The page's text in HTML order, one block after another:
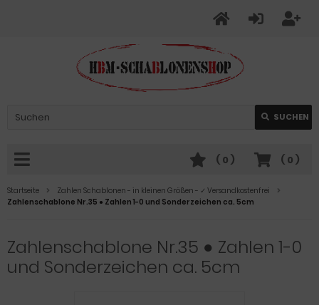
SUCHEN
( 0 )
( 0 )
Startseite
Zahlen Schablonen - in kleinen Größen - ✓ Versandkostenfrei
Zahlenschablone Nr.35 ● Zahlen 1-0 und Sonderzeichen ca. 5cm
Zahlenschablone Nr.35 ● Zahlen 1-0
und Sonderzeichen ca. 5cm